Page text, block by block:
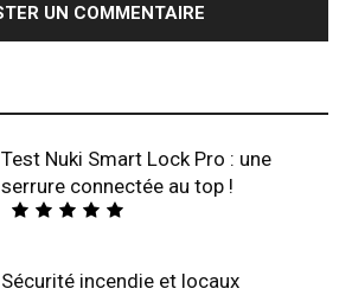
Test Nuki Smart Lock Pro : une
serrure connectée au top !
Sécurité incendie et locaux